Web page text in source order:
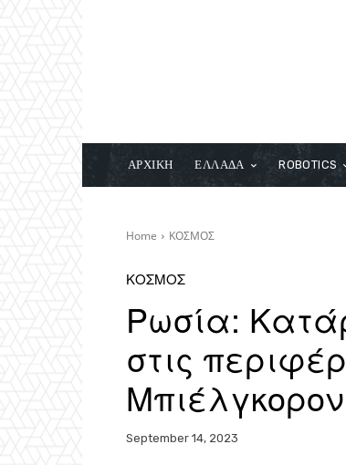
ΑΡΧΙΚΗ ΕΛΛΑΔΑ ROBOTICS
Home ΚΟΣΜΟΣ
ΚΟΣΜΟΣ
Ρωσία:
στις
September 14, 2023